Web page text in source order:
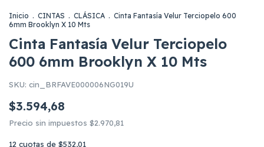
Inicio . CINTAS . CLÁSICA . Cinta Fantasía Velur Terciopelo 600
6mm Brooklyn X 10 Mts
Cinta Fantasía Velur Terciopelo
600 6mm Brooklyn X 10 Mts
SKU: cin_BRFAVE000006NG019U
$3.594,68
Precio sin impuestos $2.970,81
12 cuotas de $532,01